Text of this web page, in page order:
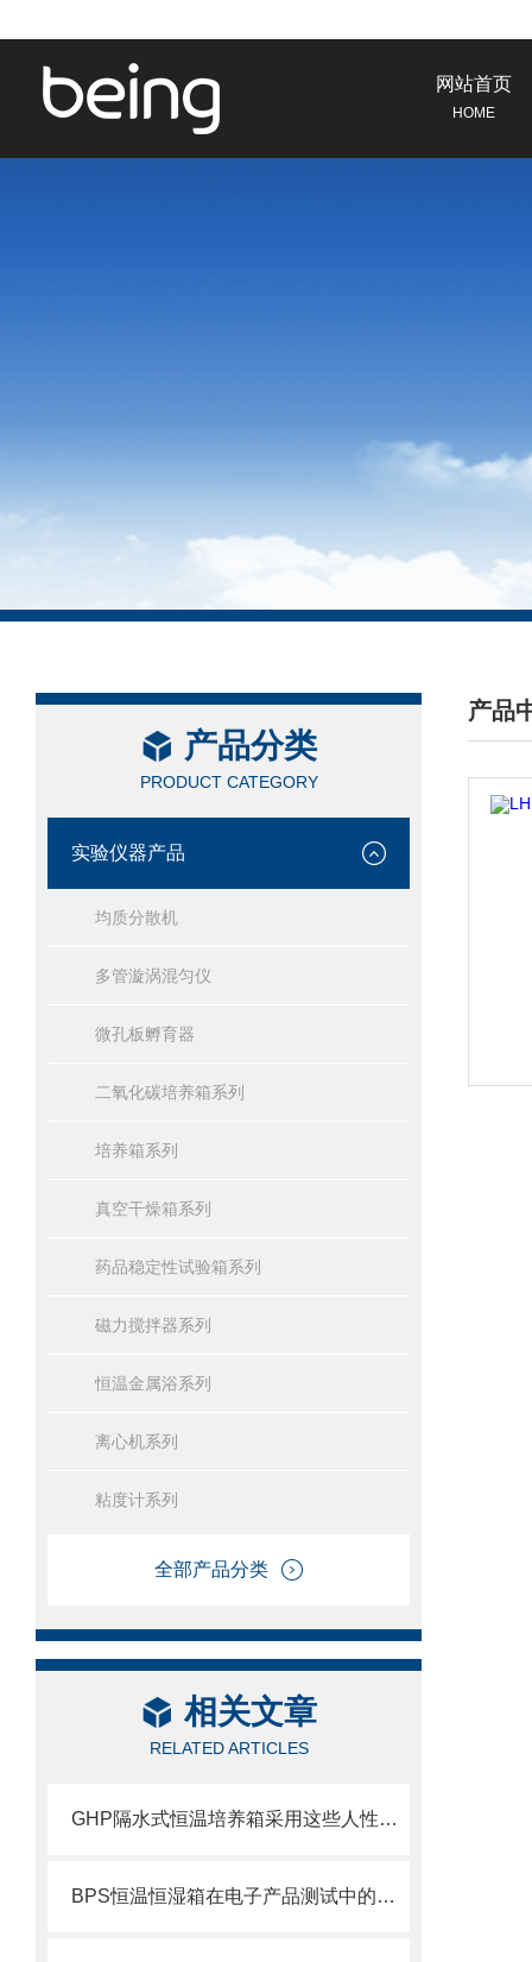
网站首页
HOME
产品分类
PRODUCT CATEGORY
实验仪器产品
均质分散机
多管漩涡混匀仪
微孔板孵育器
二氧化碳培养箱系列
培养箱系列
真空干燥箱系列
药品稳定性试验箱系列
磁力搅拌器系列
恒温金属浴系列
离心机系列
粘度计系列
全部产品分类
相关文章
RELATED ARTICLES
GHP隔水式恒温培养箱采用这些人性化的设计，功能更为*！
BPS恒温恒湿箱在电子产品测试中的应用
产品
/